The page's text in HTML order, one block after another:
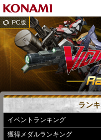
PC版
ラン
イベントランキング
獲得メダルランキング